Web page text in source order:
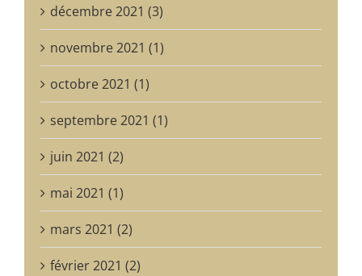
décembre 2021 (3)
novembre 2021 (1)
octobre 2021 (1)
septembre 2021 (1)
juin 2021 (2)
mai 2021 (1)
mars 2021 (2)
février 2021 (2)